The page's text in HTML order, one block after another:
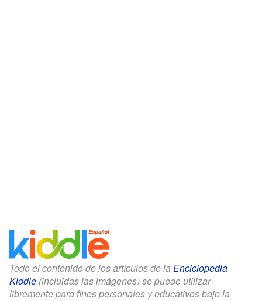
Todo el contenido de los artículos de la Enciclopedia
Kiddle (incluidas las imágenes) se puede utilizar
libremente para fines personales y educativos bajo la